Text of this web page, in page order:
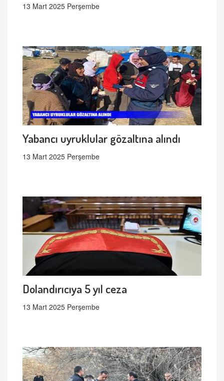
13 Mart 2025 Perşembe
Yabancı uyruklular gözaltına alındı
13 Mart 2025 Perşembe
Dolandırıcıya 5 yıl ceza
13 Mart 2025 Perşembe